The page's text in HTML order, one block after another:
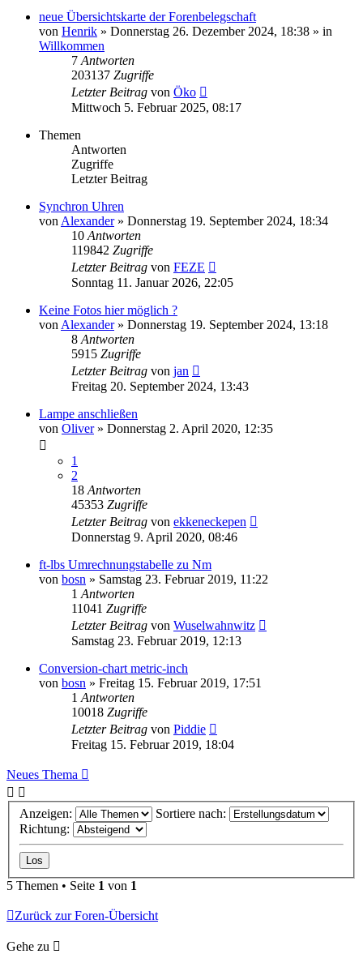
neue Übersichtskarte der Forenbelegschaft
von Henrik » Donnerstag 26. Dezember 2024, 18:38 » in
Willkommen
7 Antworten
203137 Zugriffe
Letzter Beitrag von Öko
Mittwoch 5. Februar 2025, 08:17
Themen
Antworten
Zugriffe
Letzter Beitrag
Synchron Uhren
von Alexander» Donnerstag 19. September 2024, 18:34
10 Antworten
119842 Zugriffe
Letzter Beitrag von FEZE
Sonntag 11. Januar 2026, 22:05
Keine Fotos hier möglich ?
von Alexander» Donnerstag 19. September 2024, 13:18
8 Antworten
5915 Zugriffe
Letzter Beitrag von jan
Freitag 20. September 2024, 13:43
Lampe anschließen
von Oliver» Donnerstag 2. April 2020, 12:35
1
2
18 Antworten
45353 Zugriffe
Letzter Beitrag von ekkeneckepen
Donnerstag 9. April 2020, 08:46
ft-lbs Umrechnungstabelle zu Nm
von bosn » Samstag 23. Februar 2019, 11:22
1 Antworten
11041 Zugriffe
Letzter Beitrag von Wuselwahnwitz
Samstag 23. Februar 2019, 12:13
Conversion-chart metric-inch
von bosn » Freitag 15. Februar 2019, 17:51
1 Antworten
10018 Zugriffe
Letzter Beitrag von Piddie
Freitag 15. Februar 2019, 18:04
Neues Thema
Anzeigen:
Sortiere nach:
Richtung:
5 Themen • Seite 1 von 1
Zurück zur Foren-Übersicht
Gehe zu